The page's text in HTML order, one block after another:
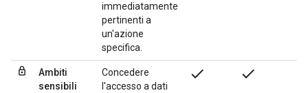
immediatamente
pertinenti a
un'azione
specifica.
Ambiti
sensibili
Concedere
l'accesso a dati
check check